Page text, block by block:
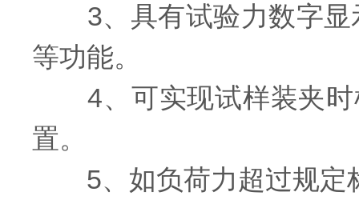
3、具有试验力数字显
等功能。
4、可实现试样装夹时
置。
5、如负荷力超过规定